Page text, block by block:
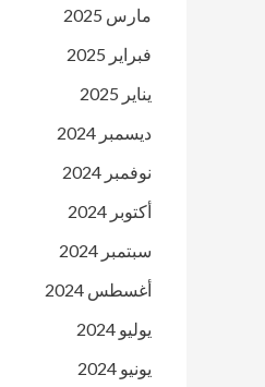
مارس 2025
فبراير 2025
يناير 2025
ديسمبر 2024
نوفمبر 2024
أكتوبر 2024
سبتمبر 2024
أغسطس 2024
يوليو 2024
يونيو 2024